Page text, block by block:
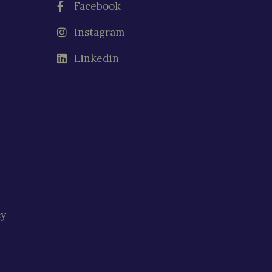
Facebook
Instagram
Linkedin